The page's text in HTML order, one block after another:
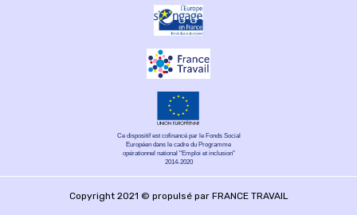
Ce dispositif est cofinancé par le Fonds Social
Européen dans le cadre du Programme
opérationnel national "Emploi et inclusion"
2014-2020
Copyright 2021 © propulsé par FRANCE TRAVAIL